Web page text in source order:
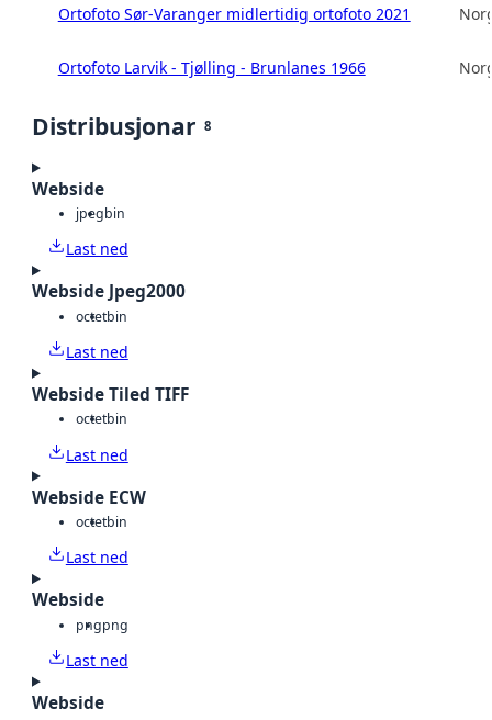
Ortofoto Sør-Varanger midlertidig ortofoto 2021
Ortofoto Larvik - Tjølling - Brunlanes 1966
Distribusjonar 8
Webside
jpegbin
Last ned
Webside Jpeg2000
octetbin
Last ned
Webside Tiled TIFF
octetbin
Last ned
Webside ECW
octetbin
Last ned
Webside
pngpng
Last ned
Webside